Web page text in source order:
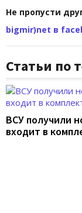
Не пропусти
bigmir)net в
Статьи по
ВСУ получили
входит в